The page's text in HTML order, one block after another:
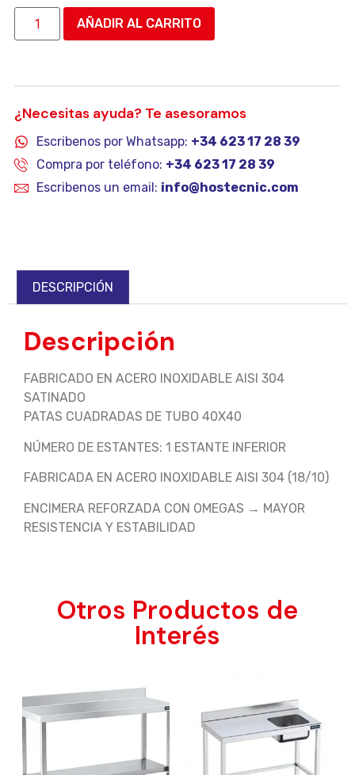
AÑADIR AL CARRITO
¿Necesitas ayuda? Te asesoramos
Escribenos por Whatsapp: +34 623 17 28 39
Compra por teléfono: +34 623 17 28 39
Escribenos un email: info@hostecnic.com
DESCRIPCIÓN
Descripción
FABRICADO EN ACERO INOXIDABLE AISI 304
SATINADO
PATAS CUADRADAS DE TUBO 40X40
NÚMERO DE ESTANTES: 1 ESTANTE INFERIOR
FABRICADA EN ACERO INOXIDABLE AISI 304 (18/10)
ENCIMERA REFORZADA CON OMEGAS → MAYOR
RESISTENCIA Y ESTABILIDAD
Otros Productos de
Interés